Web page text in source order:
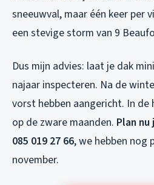
sneeuwval, maar één keer per
een stevige storm van 9
Dus mijn advies: laat je dak
najaar inspecteren. Na de
vorst hebben aangericht. In
op de zware maanden. Plan
085 019 27 66, we hebben nog
november.